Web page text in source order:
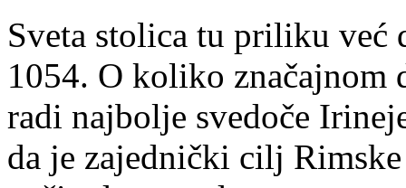
Sveta stolica tu priliku već
1054. O koliko značajnom
radi najbolje svedoče
da je zajednički cilj